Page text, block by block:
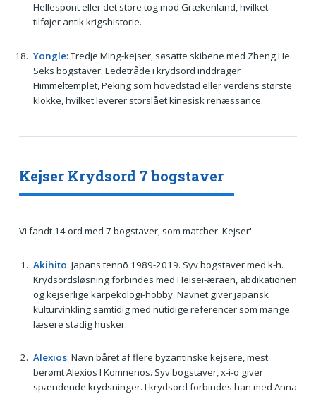
Hellespont eller det store tog mod Grækenland, hvilket
tilføjer antik krigshistorie.
Yongle: Tredje Ming-kejser, søsatte skibene med Zheng He.
Seks bogstaver. Ledetråde i krydsord inddrager
Himmeltemplet, Peking som hovedstad eller verdens største
klokke, hvilket leverer storslået kinesisk renæssance.
Kejser Krydsord 7 bogstaver
Vi fandt 14 ord med 7 bogstaver, som matcher 'Kejser'.
Akihito: Japans tennō 1989-2019. Syv bogstaver med k-h.
Krydsordsløsning forbindes med Heisei-æraen, abdikationen
og kejserlige karpekologi-hobby. Navnet giver japansk
kulturvinkling samtidig med nutidige referencer som mange
læsere stadig husker.
Alexios: Navn båret af flere byzantinske kejsere, mest
berømt Alexios I Komnenos. Syv bogstaver, x-i-o giver
spændende krydsninger. I krydsord forbindes han med Anna